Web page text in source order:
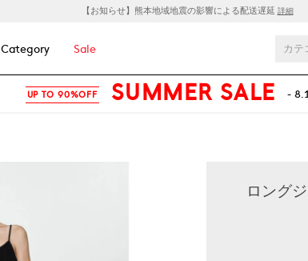
【お知らせ】熊本地域地震の影響による配送遅延 詳細
Category Sale
UP TO 90%OFF SUMMER SALE -
ロング